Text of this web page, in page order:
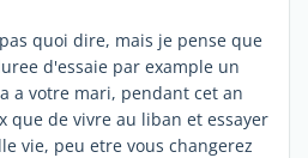
quoi dire, mais je pense que
d'essaie par example un
a votre mari, pendant cet an
que de vivre au liban et essayer
vie, peu etre vous changerez